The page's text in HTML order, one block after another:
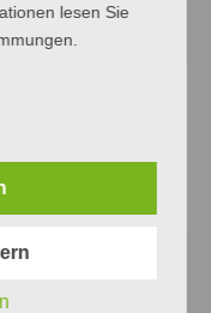
lesen Sie